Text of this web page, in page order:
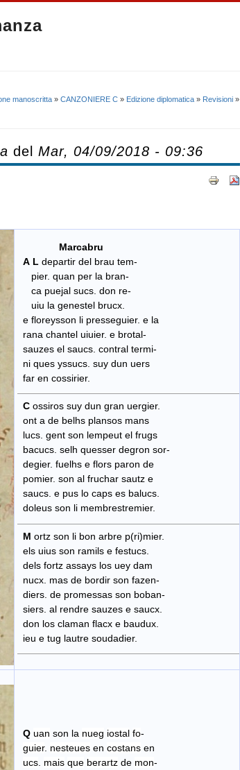
manoscritta » CANZONIERE C » Edizione diplomatica » Revisioni »
del Mar, 04/09/2018 - 09:36
Marcabru
A L departir del brau tem-
pier. quan per la bran-
ca puejal sucs. don re-
uiu la genestel brucx.
e floreysson li presseguier. e la
rana chantel uiuier. e brotal-
sauzes el saucs. contral termi-
ni ques yssucs. suy dun uers
​ far en cossirier.
C ossiros suy dun gran uergier.
ont a de belhs plansos mans
lucs. gent son lempeut el frugs
​ bacucs. selh quesser degron sor-
degier. fuelhs e flors paron de
pomier. son al fruchar sautz e
saucs. e pus lo caps es balucs.
doleus son li membrestremier.
M ortz son li bon arbre p(ri)mier.
els uius son ramils e festucs.
dels fortz assays los uey dam
nucx. mas de bordir son fazen-
diers. de promessas son boban-
siers. al rendre sauzes e saucx.
don los claman flacx e baudux.
ieu e tug lautre soudadier.
Q uan son la nueg iostal fo-
guier. nesteues en costans en
ucs. mais que berartz de mon-